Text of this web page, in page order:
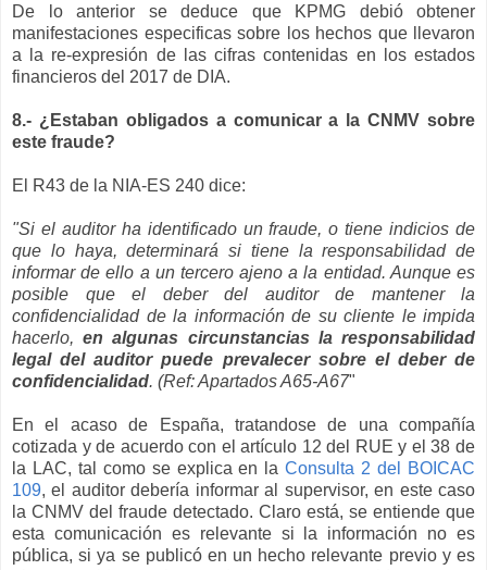
De lo anterior se deduce que KPMG debió obtener
manifestaciones especificas sobre los hechos que llevaron
a la re-expresión de las cifras contenidas en los estados
financieros del 2017 de DIA.
8.- ¿Estaban obligados a comunicar a la CNMV sobre
este fraude?
El R43 de la NIA-ES 240 dice:
"Si el auditor ha identificado un fraude, o tiene indicios de
que lo haya, determinará si tiene la responsabilidad de
informar de ello a un tercero ajeno a la entidad. Aunque es
posible que el deber del auditor de mantener la
confidencialidad de la información de su cliente le impida
hacerlo,en algunas circunstancias la responsabilidad
legal del auditor puede prevalecer sobre el deber de
confidencialidad. (Ref: Apartados A65-A67"
En el acaso de España, tratandose de una compañía
cotizada y de acuerdo con el artículo 12 del RUE y el 38 de
la LAC, tal como se explica en laConsulta 2 del BOICAC
109, el auditor debería informar al supervisor, en este caso
la CNMV del fraude detectado. Claro está, se entiende que
esta comunicación es relevante si la información no es
pública, si ya se publicó en un hecho relevante previo y es